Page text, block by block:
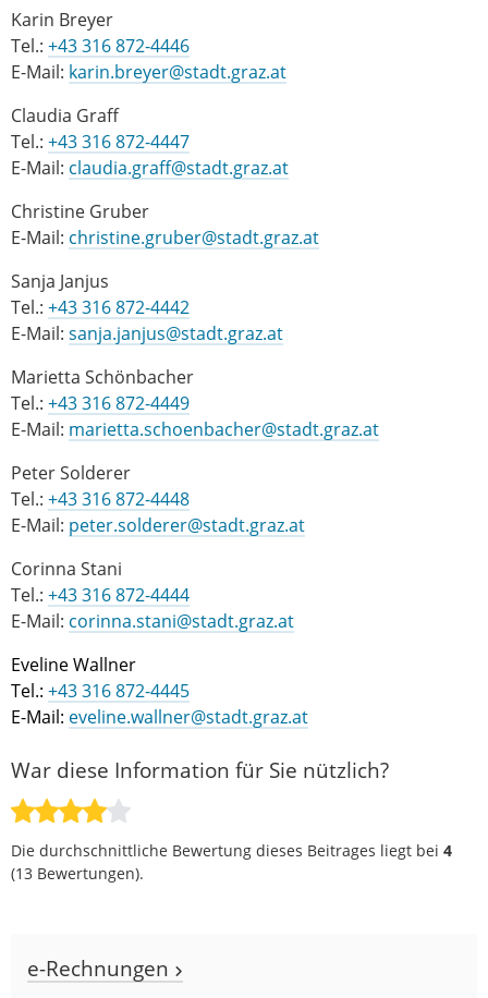
Karin Breyer
Tel.: +43 316 872-4446
E-Mail: karin.breyer@stadt.graz.at
Claudia Graff
Tel.: +43 316 872-4447
E-Mail: claudia.graff@stadt.graz.at
Christine Gruber
E-Mail: christine.gruber@stadt.graz.at
Sanja Janjus
Tel.: +43 316 872-4442
E-Mail: sanja.janjus@stadt.graz.at
Marietta Schönbacher
Tel.: +43 316 872-4449
E-Mail: marietta.schoenbacher@stadt.graz.at
Peter Solderer
Tel.: +43 316 872-4448
E-Mail: peter.solderer@stadt.graz.at
Corinna Stani
Tel.: +43 316 872-4444
E-Mail: corinna.stani@stadt.graz.at
Eveline Wallner
Tel.: +43 316 872-4445
E-Mail: eveline.wallner@stadt.graz.at
War diese Information für Sie nützlich?
Die durchschnittliche Bewertung dieses Beitrages liegt bei 4
(13 Bewertungen).
e-Rechnungen